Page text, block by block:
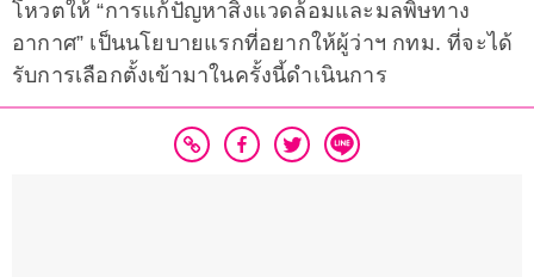
โหวตให้ “การแก้ปัญหาสิ่งแวดล้อมและมลพิษทาง
อากาศ” เป็นนโยบายแรกที่อยากให้ผู้ว่าฯ กทม. ที่จะได้
รับการเลือกตั้งเข้ามาในครั้งนี้ดำเนินการ